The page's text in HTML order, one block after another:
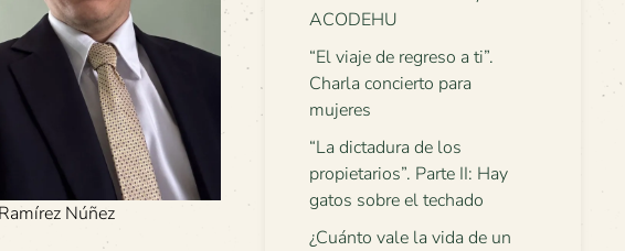
Núñez
ACODEHU
“El viaje de regreso a ti”.
Charla concierto para
mujeres
“La dictadura de los
propietarios”. Parte II: Hay
gatos sobre el techado
¿Cuánto vale la vida de un